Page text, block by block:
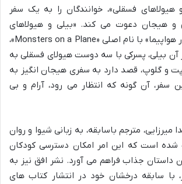
هیولاهای فسقلی»، خوانندگان را به یک سفر
و هیجان دعوت می کند. «بیلی و هیولاهای
فسقلی 4: هیولاها در هواپیما» با نام اصلی «Monsters on a Plane»،
بیلی، پسرکی با سه دوست هیولای فسقلی به
و گلوپ، قصد دارد به سفری هیجان انگیز به
سفر، آن گونه که انتظار می رود، آرام و بی
مترجم باسابقه، به زبانی شیوا و روان
شده است که این امر امکان دسترسی کودکان
داستان جذاب فراهم می آورد. نشر افق نیز به
با سابقه درخشان خود در انتشار کتاب های